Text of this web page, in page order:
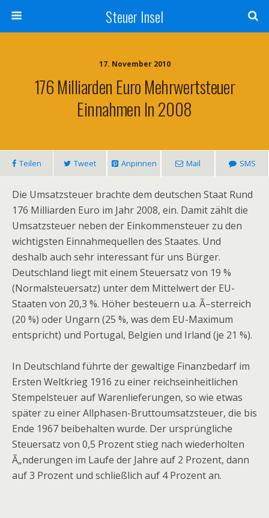
Steuer Insel
17. November 2010
176 Milliarden Euro Mehrwertsteuer
Einnahmen In 2008
Teilen Tweet Anpinnen Mail SMS
Die Umsatzsteuer brachte dem deutschen Staat Rund
176 Milliarden Euro im Jahr 2008, ein. Damit zählt die
Umsatzsteuer neben der Einkommensteuer zu den
wichtigsten Einnahmequellen des Staates. Und
deshalb auch sehr interessant für uns Bürger.
Deutschland liegt mit einem Steuersatz von 19 %
(Normalsteuersatz) unter dem Mittelwert der EU-
Staaten von 20,3 %. Höher besteuern u.a. Ã–sterreich
(20 %) oder Ungarn (25 %, was dem EU-Maximum
entspricht) und Portugal, Belgien und Irland (je 21 %).
In Deutschland führte der gewaltige Finanzbedarf im
Ersten Weltkrieg 1916 zu einer reichseinheitlichen
Stempelsteuer auf Warenlieferungen, so wie etwas
später zu einer Allphasen-Bruttoumsatzsteuer, die bis
Ende 1967 beibehalten wurde. Der ursprüngliche
Steuersatz von 0,5 Prozent stieg nach wiederholten
Ã„nderungen im Laufe der Jahre auf 2 Prozent, dann
auf 3 Prozent und schließlich auf 4 Prozent an.